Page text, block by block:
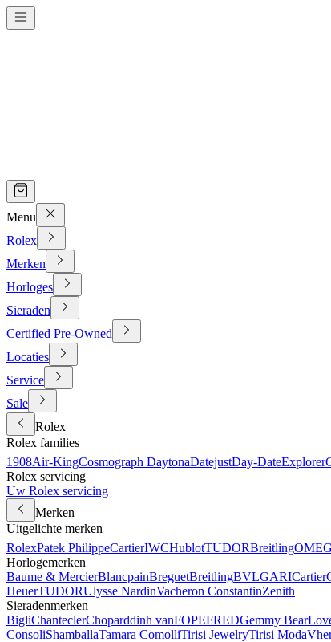
Menu
Rolex
Merken
Horloges
Sieraden
Certified Pre-Owned
Locaties
Service
Sale
Rolex
Rolex families
1908Air-KingCosmograph DaytonaDatejustDay-DateExplorer
Rolex servicing
Uw Rolex servicing
Merken
Uitgelichte merken
RolexPatek PhilippeCartierIWCHublotTUDORBreitling
Horlogemerken
Baume & MercierBlancpainBreguetBreitlingBVLGARICartier
HeuerTUDORUlysse NardinVacheron ConstantinZenith
Sieradenmerken
BigliChanteclerChoparddinh vanFOPEFREDGemmy Bear
ConsoliShamballaTamara ComolliTirisi JewelryTirisi Moda